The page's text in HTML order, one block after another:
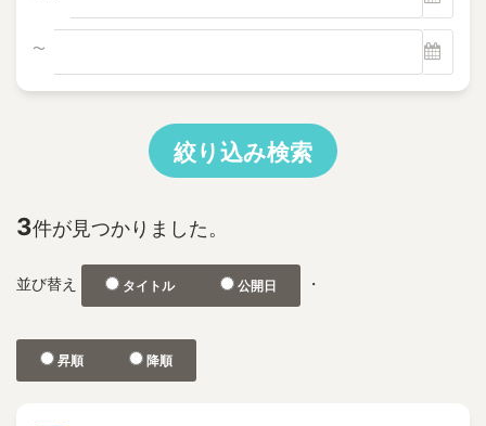
逆浸透膜
"Foaming Prediction AI System
3-D depth acquisition
304SS 316LSS Austenitic Steel
360-degree camera
3D nonlinear FEM
3D photographic measurement
Vol.22
No.3
特集記事
解説記事
No.1
No.2
論文
Vol.21
〜
絞り込み検索
3件が見つかりました。
並び替え タイトル 公開日 ・
昇順 降順